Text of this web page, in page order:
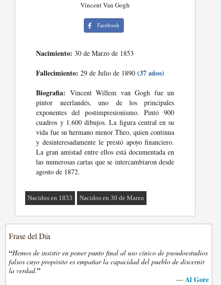
Vincent Van Gogh
Facebook
Nacimiento: 30 de Marzo de 1853
Fallecimiento: 29 de Julio de 1890(37 años)
Biografia: Vincent Willem van Gogh fue un
pintor neerlandés, uno de los principales
exponentes del postimpresionismo. Pintó 900
cuadros y 1.600 dibujos. La figura central en su
vida fue su hermano menor Theo, quien continua
y desinteresadamente le prestó apoyo financiero.
La gran amistad entre ellos está documentada en
las numerosas cartas que se intercambiaron desde
agosto de 1872.
Nacidos en 1853 Nacidos en 30 de Marzo
Frase del Día
“Hemos de insistir en poner punto final al uso cínico de pseudoestudios
falsos cuyo propósito es empañar la capacidad del pueblo de discernir
la verdad.”
— Al Gore